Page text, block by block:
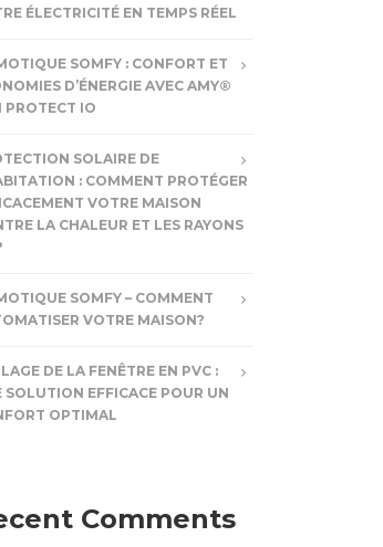
ÉLECTRICITÉ EN TEMPS RÉEL
SOMFY : CONFORT ET
D’ÉNERGIE AVEC AMY®
PROTECT IO
SOLAIRE DE
: COMMENT PROTÉGER
VOTRE MAISON
LA CHALEUR ET LES RAYONS
SOMFY – COMMENT
VOTRE MAISON?
DE LA FENÊTRE EN PVC :
SOLUTION EFFICACE POUR UN
OPTIMAL
Comments